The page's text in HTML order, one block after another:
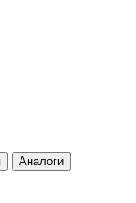
Аналоги